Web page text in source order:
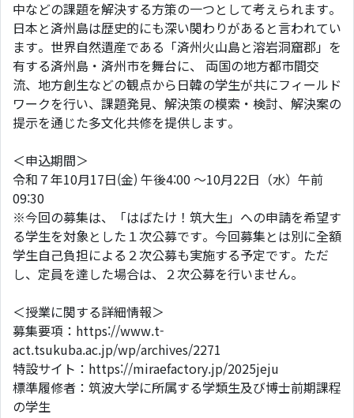
中などの課題を解決する方策の一つとして考えられます。
日本と済州島は歴史的にも深い関わりがあると言われてい
ます。世界自然遺産である「済州火山島と溶岩洞窟郡」を
有する済州島・済州市を舞台に、 両国の地方都市間交
流、地方創生などの観点から日韓の学生が共にフィールド
ワークを行い、課題発見、解決策の模索・検討、解決案の
提示を通じた多文化共修を提供します。
＜申込期間＞
令和７年10月17日(金) 午後4:00 〜10月22日（水）午前
09:30
※今回の募集は、「はばたけ！筑大生」への申請を希望す
る学生を対象とした１次公募です。今回募集とは別に全額
学生自己負担による２次公募も実施する予定です。ただ
し、定員を達した場合は、２次公募を行いません。
＜授業に関する詳細情報＞
募集要項：https://www.t-
act.tsukuba.ac.jp/wp/archives/2271
特設サイト：https://miraefactory.jp/2025jeju
標準履修者：筑波大学に所属する学類生及び博士前期課程
の学生